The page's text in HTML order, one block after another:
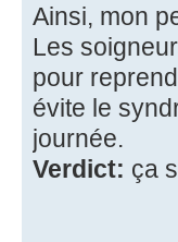
Ainsi, mon
Les
pour
évite le
journée.
Verdict: ça